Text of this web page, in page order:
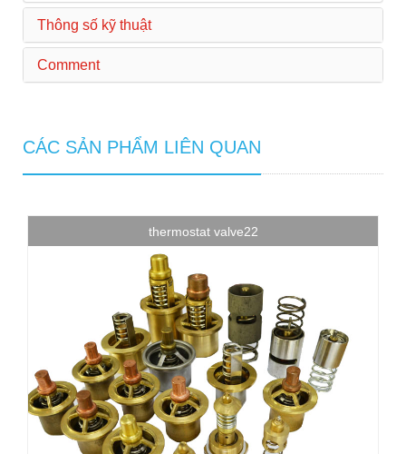
Thông số kỹ thuật
Comment
CÁC SẢN PHẨM LIÊN QUAN
thermostat valve22